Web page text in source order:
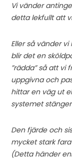
Vi vänder
detta lekfullt att
Eller så vänder
blir det en
”rädda” så att vi
uppgivna och
hittar en väg ut
systemet
Den fjärde och
mycket stark
(Detta händer